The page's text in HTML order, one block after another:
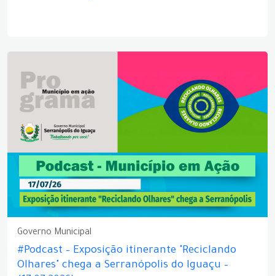
Governo Municipal
#Podcast – Exposição itinerante "Reciclando
Olhares" chega a Serranópolis do Iguaçu –